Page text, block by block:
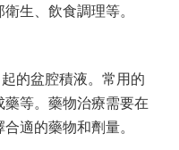
生、飲食調理等。
的盆腔積液。常用的
等。藥物治療需要在
適的藥物和劑量。